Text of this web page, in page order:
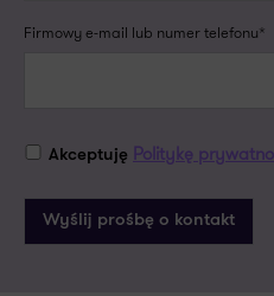
Firmowy e-mail lub numer telefonu*
Akceptuję Politykę